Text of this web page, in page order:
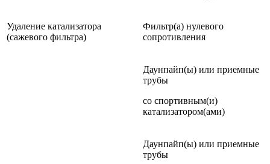
Удаление катализатора
(сажевого фильтра)
Фильтр(а) нулевого
сопротивления
Даунпайп(ы) или приемные
трубы
со спортивным(и)
катализатором(ами)
Даунпайп(ы) или приемные
трубы